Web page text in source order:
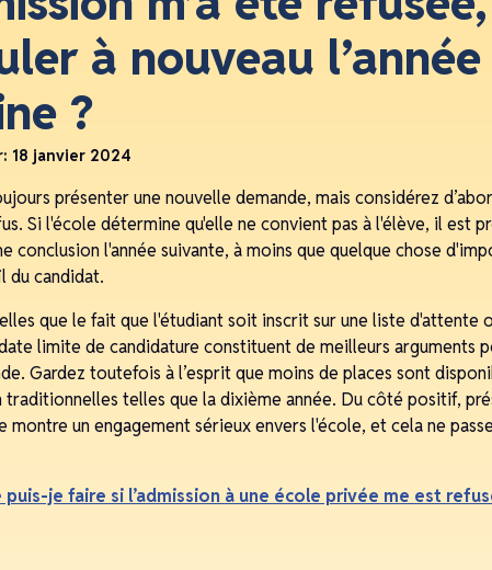
à nouveau l’année
?
18 janvier 2024
présenter une nouvelle demande, mais considérez
Si l'école détermine qu'elle ne convient pas à l'élève, il est
conclusion l'année suivante, à moins que quelque chose
du candidat.
que le fait que l'étudiant soit inscrit sur une liste d'attente
limite de candidature constituent de meilleurs arguments
Gardez toutefois à l’esprit que moins de places sont
traditionnelles telles que la dixième année. Du côté positif,
montre un engagement sérieux envers l'école, et cela ne
puis-je faire si l’admission à une école privée me est